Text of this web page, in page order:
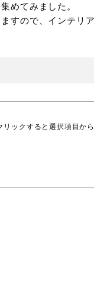
めてみました。
すので、インテリ
リックすると選択項目から